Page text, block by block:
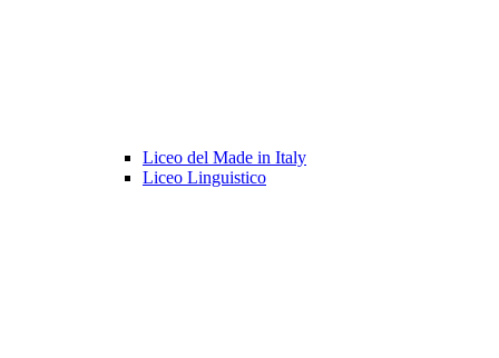
Liceo del Made in Italy
Liceo Linguistico